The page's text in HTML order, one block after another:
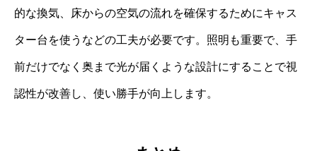
的な換気、床からの空気の流れを確保するためにキャス
ター台を使うなどの工夫が必要です。照明も重要で、手
前だけでなく奥まで光が届くような設計にすることで視
認性が改善し、使い勝手が向上します。